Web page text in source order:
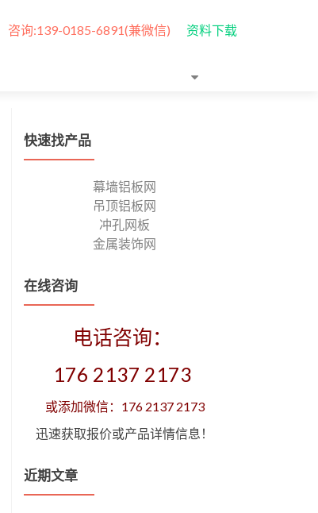
咨询:139-0185-6891(兼微信) 资料下载
快速找产品
幕墙铝板网
吊顶铝板网
冲孔网板
金属装饰网
在线咨询
电话咨询：
176 2137 2173
或添加微信：176 2137 2173
迅速获取报价或产品详情信息！
近期文章